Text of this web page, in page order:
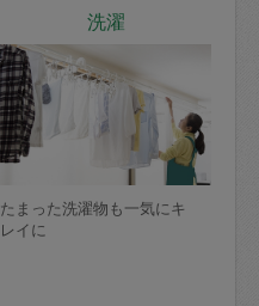
洗濯
たまった洗濯物も一気にキ
レイに